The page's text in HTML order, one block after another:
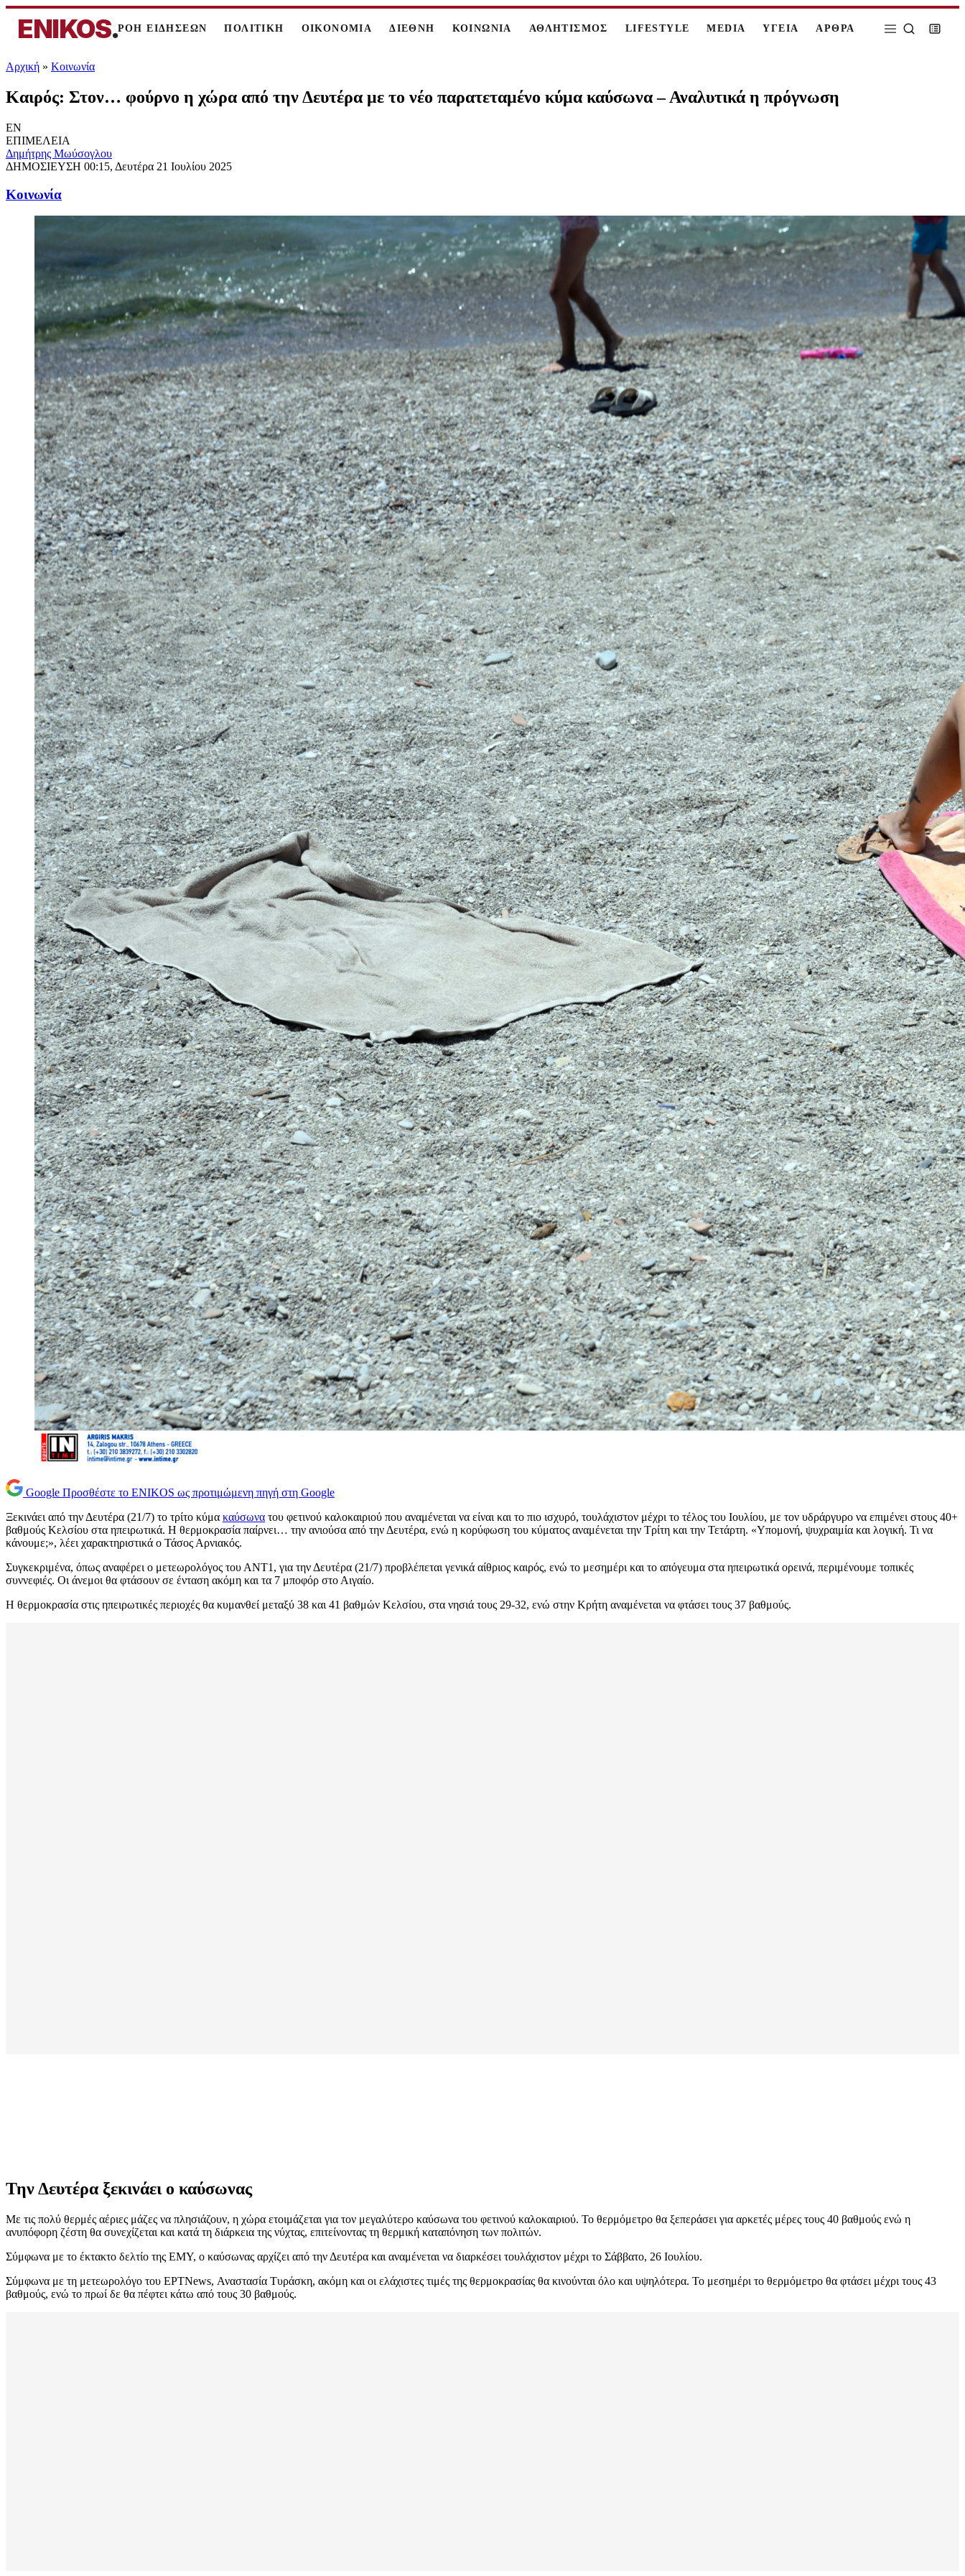
ENIKOS.ΡΟΗ ΕΙΔΗΣΕΩΝ ΠΟΛΙΤΙΚΗ ΟΙΚΟΝΟΜΙΑ ΔΙΕΘΝΗ ΚΟΙΝΩΝΙΑ ΑΘΛΗΤΙΣΜΟΣ LIFESTYLE MEDIA ΥΓΕΙΑ ΑΡΘΡΑ
Αρχική » Κοινωνία
Καιρός: Στον… φούρνο η χώρα από την Δευτέρα με το νέο παρατεταμένο κύμα καύσωνα – Αναλυτικά η πρόγνωση
EN
ΕΠΙΜΕΛΕΙΑ
Δημήτρης Μωύσογλου
ΔΗΜΟΣΙΕΥΣΗ 00:15, Δευτέρα 21 Ιουλίου 2025
Κοινωνία
Google Προσθέστε το ENIKOS ως προτιμώμενη πηγή στη Google
Ξεκινάει από την Δευτέρα (21/7) το τρίτο κύμα καύσωνα του φετινού καλοκαιριού που αναμένεται να είναι και το πιο ισχυρό, τουλάχιστον μέχρι το τέλος του Ιουλίου, με τον υδράργυρο να επιμένει στους 40+
βαθμούς Κελσίου στα ηπειρωτικά. Η θερμοκρασία παίρνει… την ανιούσα από την Δευτέρα, ενώ η κορύφωση του κύματος αναμένεται την Τρίτη και την Τετάρτη. «Υπομονή, ψυχραιμία και λογική. Τι να
κάνουμε;», λέει χαρακτηριστικά ο Τάσος Αρνιακός.
Συγκεκριμένα, όπως αναφέρει ο μετεωρολόγος του ΑΝΤ1, για την Δευτέρα (21/7) προβλέπεται γενικά αίθριος καιρός, ενώ το μεσημέρι και το απόγευμα στα ηπειρωτικά ορεινά, περιμένουμε τοπικές
συννεφιές. Οι άνεμοι θα φτάσουν σε ένταση ακόμη και τα 7 μποφόρ στο Αιγαίο.
Η θερμοκρασία στις ηπειρωτικές περιοχές θα κυμανθεί μεταξύ 38 και 41 βαθμών Κελσίου, στα νησιά τους 29-32, ενώ στην Κρήτη αναμένεται να φτάσει τους 37 βαθμούς.
Την Δευτέρα ξεκινάει ο καύσωνας
Με τις πολύ θερμές αέριες μάζες να πλησιάζουν, η χώρα ετοιμάζεται για τον μεγαλύτερο καύσωνα του φετινού καλοκαιριού. Το θερμόμετρο θα ξεπεράσει για αρκετές μέρες τους 40 βαθμούς ενώ η
ανυπόφορη ζέστη θα συνεχίζεται και κατά τη διάρκεια της νύχτας, επιτείνοντας τη θερμική καταπόνηση των πολιτών.
Σύμφωνα με το έκτακτο δελτίο της ΕΜΥ, ο καύσωνας αρχίζει από την Δευτέρα και αναμένεται να διαρκέσει τουλάχιστον μέχρι το Σάββατο, 26 Ιουλίου.
Σύμφωνα με τη μετεωρολόγο του ΕΡΤΝews, Αναστασία Τυράσκη, ακόμη και οι ελάχιστες τιμές της θερμοκρασίας θα κινούνται όλο και υψηλότερα. Το μεσημέρι το θερμόμετρο θα φτάσει μέχρι τους 43
βαθμούς, ενώ το πρωί δε θα πέφτει κάτω από τους 30 βαθμούς.